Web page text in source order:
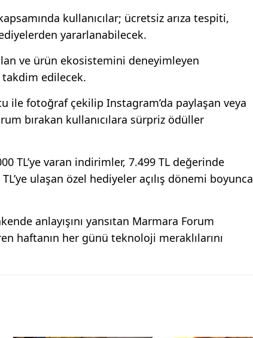
kullanıcılar; ücretsiz arıza tespiti,
yararlanabilecek.
ve ürün ekosistemini deneyimleyen
edilecek.
ile fotoğraf çekilip Instagram’da paylaşan veya
bırakan kullanıcılara sürpriz ödüller
TL’ye varan indirimler, 7.499 TL değerinde
TL’ye ulaşan özel hediyeler açılış dönemi boyunca
anlayışını yansıtan Marmara Forum
haftanın her günü teknoloji meraklılarını